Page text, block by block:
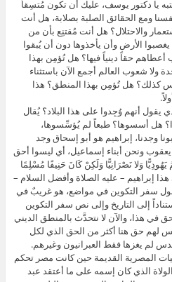
يا دكتور يوسف، عليك أن تكون مُتسِقاً
ومع الحقائق الصلبة بصلابة، هل أنت
والاحتلال؟ هل أنت مُقتنِع بأن من
الأرض وأن يأخذوها دون أن يُبقوا
أعطاهم حقاً دينياً فيها؟ هل تُؤمِن بهذا
ولا شعوب العالم أجمع الآن باستثناء
كذلك؟ هل تُؤمِن بهذا المنطق؟ هذا
يقول أنهم وُجِدوا على هذا البلاد؟ يُقال
هل أسسوها؟ طبعاً لم يُؤسِّسوها،
وجدنا، إبراهيم هو أبو إسحاق وجد
ونحن أبناء إسماعيل، أي ليسوا أحق
يَهُودِيًّا وَلا نَصْرَانِيًّا وَلَكِنْ كَانَ حَنِيفًا مُسْلِمًا
إبراهيم – عليه الصلاة وأفضل السلام –
سفر التكوين في مواضع، هو غريبٌ في
إلى التاريخ وإلى نص سفر التكوين
في هذا، والآن لا نتحدَّث بالمنطق الديني
لهم حق هنا أكثر من الحق الذي لكل
لم يغزها فقط العبرانيون وغيرهم.
المصرية القديمة حين كانت مصر تحكم
الذي كان إسمه على ما أعتقد عبد